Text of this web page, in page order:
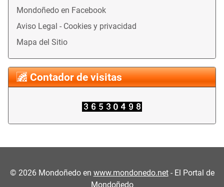
Mondoñedo en Facebook
Aviso Legal - Cookies y privacidad
Mapa del Sitio
Contador de visitas
© 2026Mondoñedo en www.mondonedo.net- El Portal de
Mondoñedo